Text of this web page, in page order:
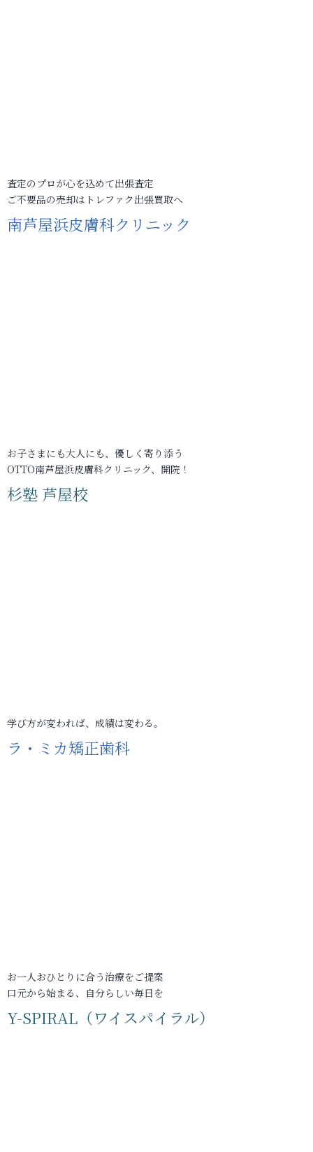
査定のプロが心を込めて出張査定
ご不要品の売却はトレファク出張買取へ
南芦屋浜皮膚科クリニック
お子さまにも大人にも、優しく寄り添う
OTTO南芦屋浜皮膚科クリニック、開院！
杉塾 芦屋校
学び方が変われば、成績は変わる。
ラ・ミカ矯正歯科
お一人おひとりに合う治療をご提案
口元から始まる、自分らしい毎日を
Y-SPIRAL（ワイスパイラル）